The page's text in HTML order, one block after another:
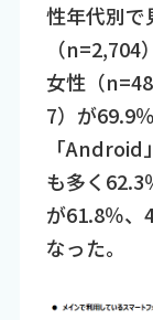
性年代別
（
女性（
7）が69.9
「Android
も多く62.3
が61.8％、
なった。